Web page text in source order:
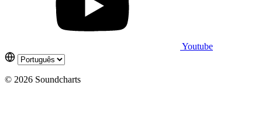
Youtube
© 2026 Soundcharts